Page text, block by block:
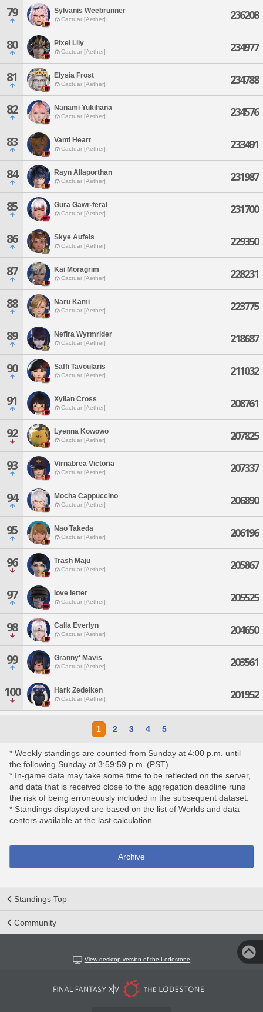
79 Sylvanis Weebrunner
Cactuar [Aether] 236208
80 Pixel Lily
Cactuar [Aether] 234977
81 Elysia Frost
Cactuar [Aether] 234788
82 Nanami Yukihana
Cactuar [Aether] 234576
83 Vanti Heart
Cactuar [Aether] 233491
84 Rayn Allaporthan
Cactuar [Aether] 231987
85 Gura Gawr-feral
Cactuar [Aether] 231700
86 Skye Aufeis
Cactuar [Aether] 229350
87 Kai Moragrim
Cactuar [Aether] 228231
88 Naru Kami
Cactuar [Aether] 223775
89 Nefira Wyrmrider
Cactuar [Aether] 218687
90 Saffi Tavoularis
Cactuar [Aether] 211032
91 Xylian Cross
Cactuar [Aether] 208761
92 Lyenna Kowowo
Cactuar [Aether] 207825
93 Virnabrea Victoria
Cactuar [Aether] 207337
94 Mocha Cappuccino
Cactuar [Aether] 206890
95 Nao Takeda
Cactuar [Aether] 206196
96 Trash Maju
Cactuar [Aether] 205867
97 Iove Ietter
Cactuar [Aether] 205525
98 Calla Everlyn
Cactuar [Aether] 204650
99 Granny' Mavis
Cactuar [Aether] 203561
100 Hark Zedeiken
Cactuar [Aether] 201952
1 2 3 4 5
* Weekly standings are counted from Sunday at 4:00 p.m. until
the following Sunday at 3:59:59 p.m. (PST).
* In-game data may take some time to be reflected on the server,
and data that is received close to the aggregation deadline runs
the risk of being erroneously included in the subsequent dataset.
* Standings displayed are based on the list of Worlds and data
centers available at the last calculation.
Archive
Standings Top
Community
View desktop version of the Lodestone